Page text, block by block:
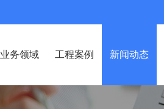
业务领域 工程案例 新闻动态